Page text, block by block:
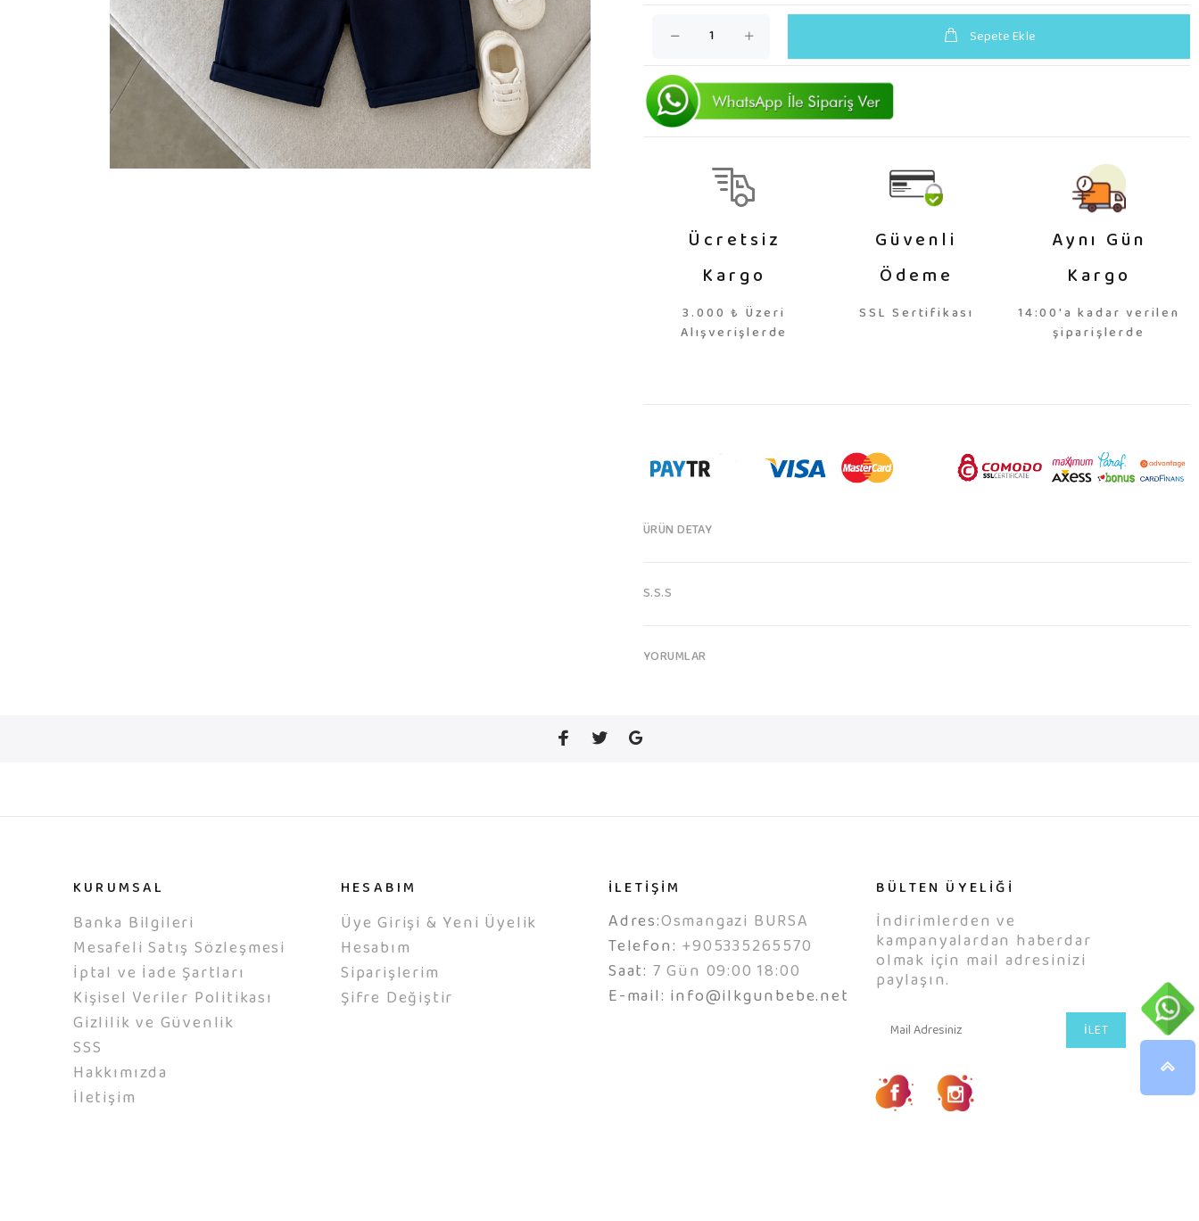
Sepete Ekle
Ücretsiz
Kargo
3.000 ₺ Üzeri
Alışverişlerde
Güvenli
Ödeme
SSL Sertifikası
Aynı Gün
Kargo
14:00'a kadar verilen
şiparişlerde
ÜRÜN DETAY
S.S.S
YORUMLAR
KURUMSAL
Banka Bilgileri
Mesafeli Satış Sözleşmesi
İptal ve İade Şartları
Kişisel Veriler Politikası
Gizlilik ve Güvenlik
SSS
Hakkımızda
İletişim
HESABIM
Üye Girişi & Yeni Üyelik
Hesabım
Siparişlerim
Şifre Değiştir
İLETİŞİM
Adres:Osmangazi BURSA
Telefon: +905335265570
Saat: 7 Gün 09:00 18:00
E-mail: info@ilkgunbebe.net
BÜLTEN ÜYELİĞİ
İndirimlerden ve
kampanyalardan haberdar
olmak için mail adresinizi
paylaşın.
İLET